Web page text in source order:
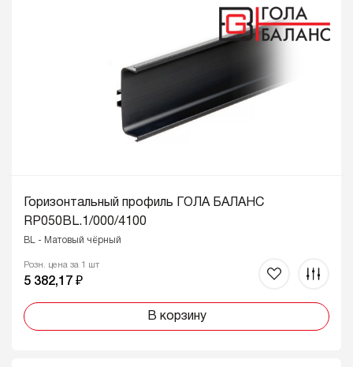
Горизонтальный профиль ГОЛА БАЛАНС
RP050BL.1/000/4100
BL - Матовый чёрный
Розн. цена за 1 шт
5 382,17 ₽
В корзину